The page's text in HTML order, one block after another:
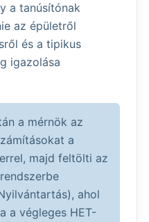
a tanúsítónak
az épületről
és a tipikus
igazolása
a mérnök az
a
majd feltölti az
ahol
a végleges HET-